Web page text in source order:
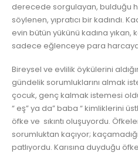
derecede sorgulayan, bulduğu
söylenen, yıpratıcı bir kadındı.
evin bütün yükünü kadına yıkan,
sadece eğlenceye para
Bireysel ve evlilik öykülerini
gündelik sorumluklarını almak
çocuk, genç kalmak istemesi
“ eş” ya da” baba “ kimliklerini
öfke ve sıkıntı oluşuyordu.
sorumluktan kaçıyor;
patlıyordu. Karısına duyduğu